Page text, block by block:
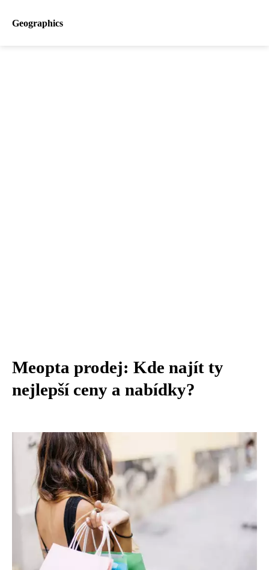
Geographics
Meopta prodej: Kde najít ty
nejlepší ceny a nabídky?